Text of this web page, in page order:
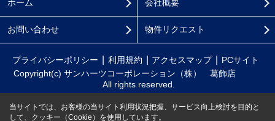
ホーム 会社概要
お問い合わせ 物件リクエスト
プライバシーポリシー 利用規約 アクセスマップ
PCサイト
Copyright(c) サンハーツコーポレーション（株） 葛飾店
All rights reserved.
当サイトでは、お客様の当サイト利用状況把握、サービス向上検討を目的と
して、クッキー（Cookie）を使用しています。